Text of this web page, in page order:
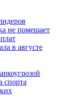
не помешает
в августе
спорта